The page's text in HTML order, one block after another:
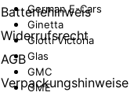
German E-Cars
Ginetta
Giotti Victoria
Glas
GMC
GME
Batteriehinweis
Widerrufsrecht
AGB
Verpackungshinweise